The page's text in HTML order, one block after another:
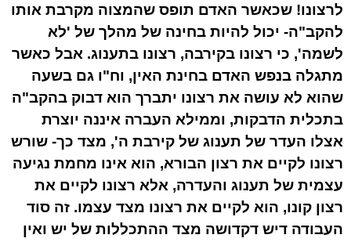
לרצונו! שכאשר האדם תופס שהמצוה מקרבת אותו
להקב"ה- יכול להיות בחינה של מהלך של 'לא
לשמה', כי רצונו בקירבה, רצונו בתענוג. אבל כאשר
מתגלה בנפש האדם בחינת האין, וח"ו גם בשעה
שהוא לא עושה את רצונו יתברך הוא דבוק בהקב"ה
בתכלית הדבקות, וממילא העברה איננה יוצרת
אצלו העדר של תענוג של קירבת ה', מצד כך- שורש
רצונו לקיים את רצון הבורא, הוא אינו מחמת נגיעה
עצמית של תענוג והעדרה, אלא רצונו לקיים את
רצון קונו, הוא לקיים את רצונו מצד עצמו. זה סוד
העבודה דיש דקדושה מצד ההתכללות של יש ואין